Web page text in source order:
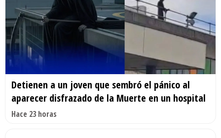
Detienen a un joven que sembró el pánico al
aparecer disfrazado de la Muerte en un hospital
Hace 23 horas